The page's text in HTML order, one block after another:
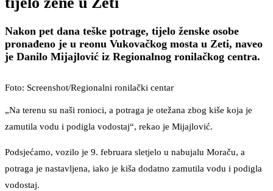
Nakon pet dana teške potrage, tijelo ženske osobe
pronađeno je u reonu Vukovačkog mosta u Zeti, naveo
je Danilo Mijajlović iz Regionalnog ronilačkog centra.
Foto: Screenshot/Regionalni ronilački centar
„Na terenu su naši ronioci, a potraga je otežana zbog kiše koja je
zamutila vodu i podigla vodostaj“, rekao je Mijajlović.
Podsjećamo, vozilo je 9. februara sletjelo u nabujalu Moraču, a
potraga je nastavljena, iako je kiša dodatno zamutila vodu i podigla
vodostaj.